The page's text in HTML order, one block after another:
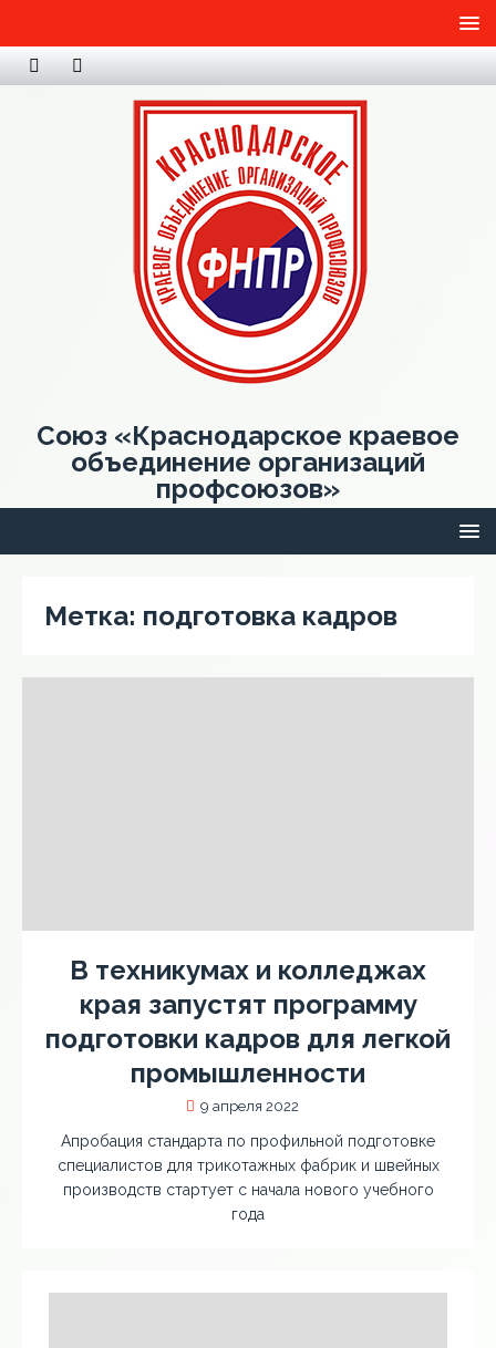
Союз «Краснодарское краевое
объединение организаций
профсоюзов»
Метка: подготовка кадров
В техникумах и колледжах
края запустят программу
подготовки кадров для легкой
промышленности
9 апреля 2022
Апробация стандарта по профильной подготовке
специалистов для трикотажных фабрик и швейных
производств стартует с начала нового учебного
года